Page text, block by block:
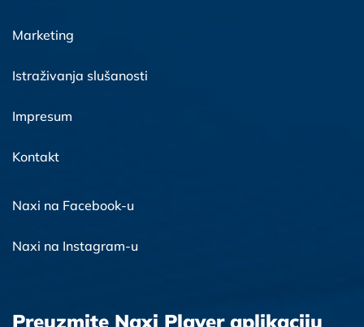
Marketing
Istraživanja slušanosti
Impresum
Kontakt
Naxi na Facebook-u
Naxi na Instagram-u
Preuzmite Naxi Player aplikaciju